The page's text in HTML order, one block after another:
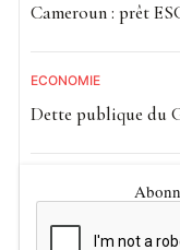
Cameroun : prêt
ECONOMIE
Dette publique du